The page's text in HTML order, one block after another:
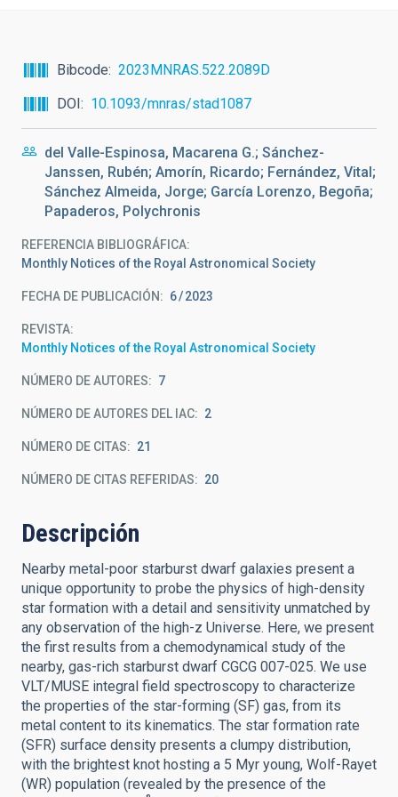
Bibcode
2023MNRAS.522.2089D
DOI
10.1093/mnras/stad1087
del Valle-Espinosa, Macarena G.; Sánchez-
Janssen, Rubén; Amorín, Ricardo; Fernández, Vital;
Sánchez Almeida, Jorge; García Lorenzo, Begoña;
Papaderos, Polychronis
REFERENCIA BIBLIOGRÁFICA
Monthly Notices of the Royal Astronomical Society
FECHA DE PUBLICACIÓN: 6 2023
REVISTA
Monthly Notices of the Royal Astronomical Society
NÚMERO DE AUTORES 7
NÚMERO DE AUTORES DEL IAC 2
NÚMERO DE CITAS 21
NÚMERO DE CITAS REFERIDAS 20
Descripción
Nearby metal-poor starburst dwarf galaxies present a
unique opportunity to probe the physics of high-density
star formation with a detail and sensitivity unmatched by
any observation of the high-z Universe. Here, we present
the first results from a chemodynamical study of the
nearby, gas-rich starburst dwarf CGCG 007-025. We use
VLT/MUSE integral field spectroscopy to characterize
the properties of the star-forming (SF) gas, from its
metal content to its kinematics. The star formation rate
(SFR) surface density presents a clumpy distribution,
with the brightest knot hosting a 5 Myr young, Wolf-Rayet
(WR) population (revealed by the presence of the